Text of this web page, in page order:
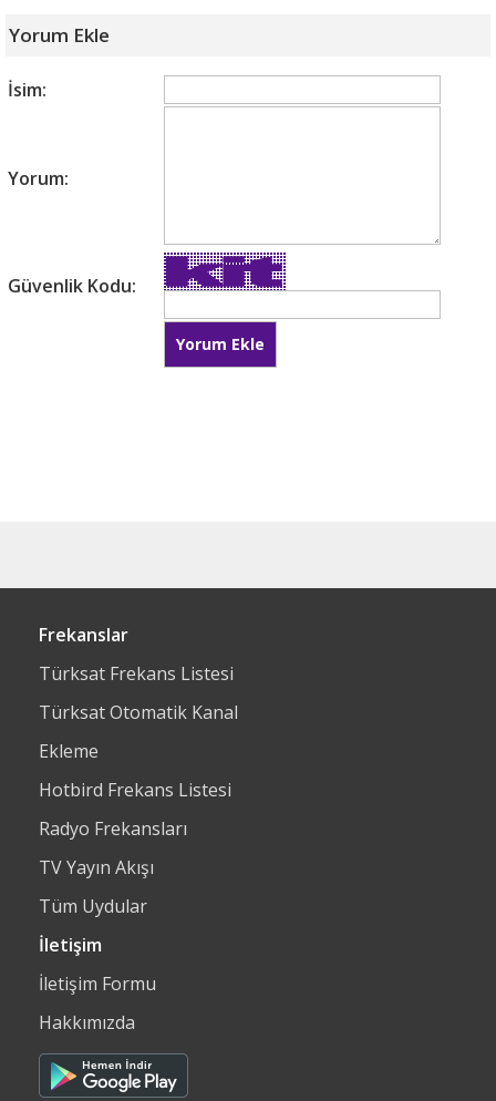
Yorum Ekle
İsim:
Yorum:
Güvenlik Kodu:
Frekanslar
Türksat Frekans Listesi
Türksat Otomatik Kanal
Ekleme
Hotbird Frekans Listesi
Radyo Frekansları
TV Yayın Akışı
Tüm Uydular
İletişim
İletişim Formu
Hakkımızda